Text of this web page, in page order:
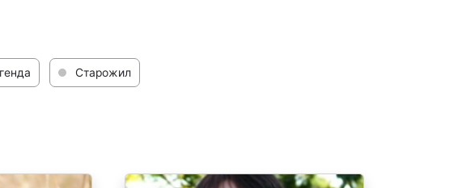
Старожил